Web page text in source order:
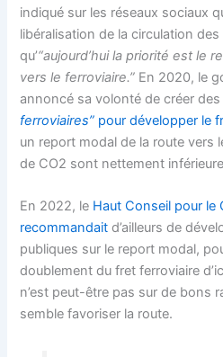
indiqué sur les réseaux sociaux
libéralisation de la circulation
qu’“aujourd’hui la priorité est le
vers le ferroviaire.” En 2020, le
annoncé sa volonté de créer des
ferroviaires” pour développer le
un report modal de la route vers
de CO2 sont nettement
En 2022, le Haut Conseil pour le
recommandait d’ailleurs de
publiques sur le report modal,
doublement du fret ferroviaire
n’est peut-être pas sur de bons
semble favoriser la route.